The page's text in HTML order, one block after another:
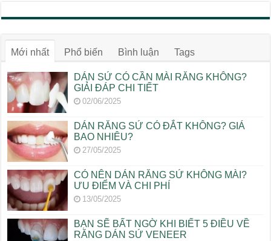
Mới nhất Phổ biến Bình luận Tags
DÁN SỨ CÓ CẦN MÀI RĂNG KHÔNG?
GIẢI ĐÁP CHI TIẾT
02/06/2025
DÁN RĂNG SỨ CÓ ĐẮT KHÔNG? GIÁ
BAO NHIÊU?
27/05/2025
CÓ NÊN DÁN RĂNG SỨ KHÔNG MÀI?
ƯU ĐIỂM VÀ CHI PHÍ
13/05/2025
BẠN SẼ BẤT NGỜ KHI BIẾT 5 ĐIỀU VỀ
RĂNG DÁN SỨ VENEER